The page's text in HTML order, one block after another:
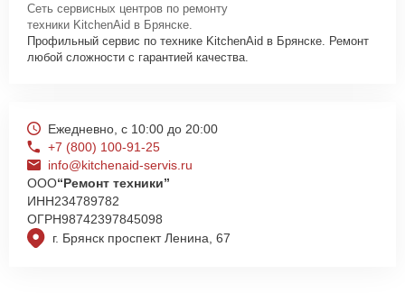
специалисты оперативно проконсультируют по всем необходимым
вопросам, запишут на диагностику, подскажут с вариантами
курьерской доставки или оформят выезд мастера в удобное время
и место.
Сеть сервисных центров по ремонту
техники KitchenAid в Брянске.
Профильный сервис по технике KitchenAid в Брянске. Ремонт
любой сложности с гарантией качества.
г. Брянск проспект Ленина, 67
Ежедневно, с 10:00 до 20:00
+7 (800) 100-91-25
info@kitchenaid-servis.ru
ООО“Ремонт техники”
ИНН234789782
ОГРН98742397845098